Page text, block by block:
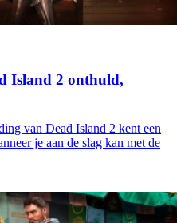
Island 2 onthuld,
van Dead Island 2 kent een
je aan de slag kan met de